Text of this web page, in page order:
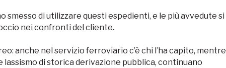
smesso di utilizzare questi espedienti, e le più avvedute si
nei confronti del cliente.
anche nel servizio ferroviario c’è chi l’ha capito, mentre
di storica derivazione pubblica, continuano